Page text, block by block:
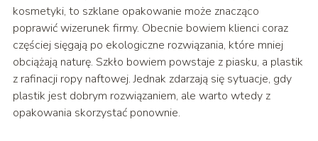
kosmetyki, to szklane opakowanie może znacząco
poprawić wizerunek firmy. Obecnie bowiem klienci coraz
częściej sięgają po ekologiczne rozwiązania, które mniej
obciążają naturę. Szkło bowiem powstaje z piasku, a plastik
z rafinacji ropy naftowej. Jednak zdarzają się sytuacje, gdy
plastik jest dobrym rozwiązaniem, ale warto wtedy z
opakowania skorzystać ponownie.